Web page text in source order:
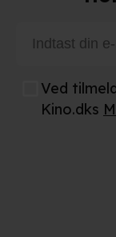
Ved
Kino.dks